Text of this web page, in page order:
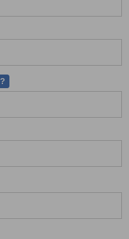
jedem Hersteller existieren
?
(PKW) hat eine